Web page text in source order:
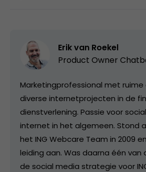
Erik van Roekel
Product Owner
Marketingprofessional met ruime
diverse internetprojecten in de
dienstverlening. Passie voor
internet in het algemeen. Stond
het ING Webcare Team in 2009
leiding aan. Was daarna één van
de social media strategie voor